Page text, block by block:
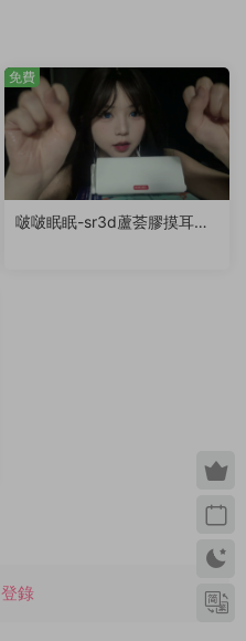
啵啵眠眠-sr3d蘆荟膠摸耳
免費
登錄